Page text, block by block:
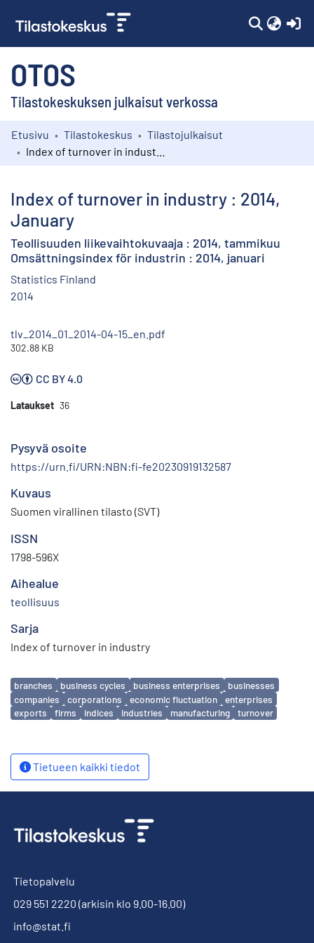
OTOS
Tilastokeskuksen julkaisut verkossa
Kokoelmat
Etusivu Tilastokeskus
Tilastojulkaisut
Index of turnover in industry : 2014,
January
Teollisuuden liikevaihtokuvaaja : 2014, tammikuu
Omsättningsindex för industrin : 2014, januari
Statistics Finland
2014
tlv_2014_01_2014-04-15_en.pdf
302.88 KB
CC BY 4.0
Lataukset 36
Pysyvä osoite
https://urn.fi/URN:NBN:fi-fe20230919132587
Kuvaus
Suomen virallinen tilasto (SVT)
ISSN
1798-596X
Aihealue
teollisuus
Sarja
Index of turnover in industry
Avainsanat
branches business cycles business enterprises
businesses
companies
corporations economic fluctuation
enterprises
exports
firms indices industries manufacturing turnover
Tietueen kaikki tiedot
Tietopalvelu
029 551 2220 (arkisin klo 9.00-16.00)
info@stat.fi